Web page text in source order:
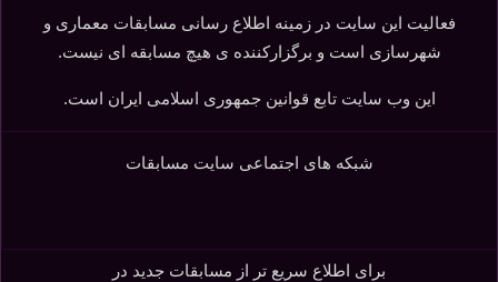
فعالیت این سایت در زمینه اطلاع رسانی مسابقات معماری و
شهرسازی است و برگزارکننده ی هیچ مسابقه ای نیست.
این وب سایت تابع قوانین جمهوری اسلامی ایران است.
شبکه های اجتماعی سایت مسابقات
برای اطلاع سریع تر از مسابقات جدید در